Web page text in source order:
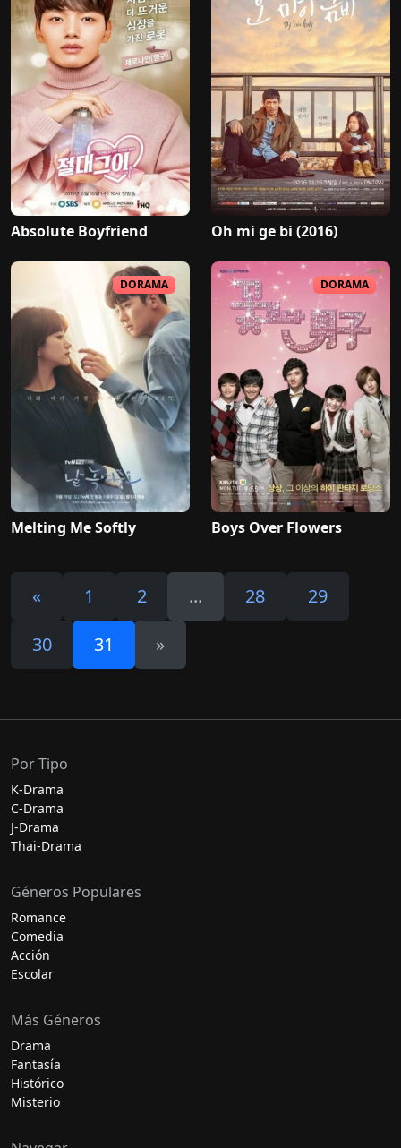
Absolute Boyfriend Oh mi ge bi (2016)
DORAMA
Melting Me Softly
DORAMA
Boys Over Flowers
« 1 2 ... 28
29
30
31 »
Por Tipo
K-Drama
C-Drama
J-Drama
Thai-Drama
Géneros Populares
Romance
Comedia
Acción
Escolar
Más Géneros
Drama
Fantasía
Histórico
Misterio